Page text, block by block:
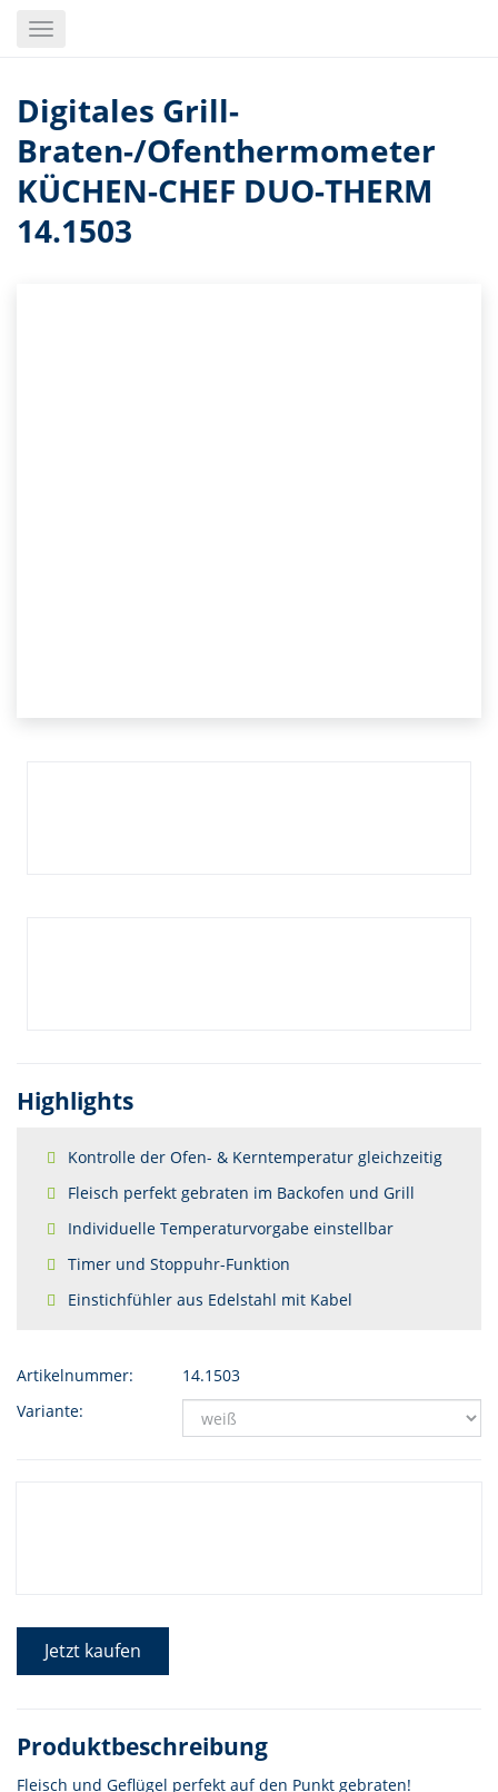
Toggle
Digitales Grill-
Braten-/Ofenthermometer
KÜCHEN-CHEF DUO-THERM
14.1503
Highlights
Kontrolle der Ofen- & Kerntemperatur gleichzeitig
Fleisch perfekt gebraten im Backofen und Grill
Individuelle Temperaturvorgabe einstellbar
Timer und Stoppuhr-Funktion
Einstichfühler aus Edelstahl mit Kabel
Artikelnummer:
14.1503
Variante:
Jetzt kaufen
Produktbeschreibung
Fleisch und Geflügel perfekt auf den Punkt gebraten!